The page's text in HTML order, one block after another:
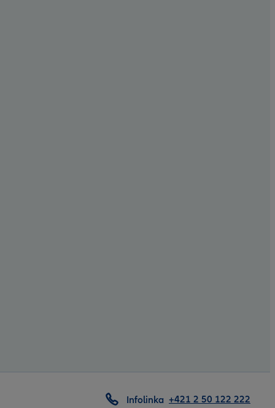
Infolinka +421 2 50 122 222